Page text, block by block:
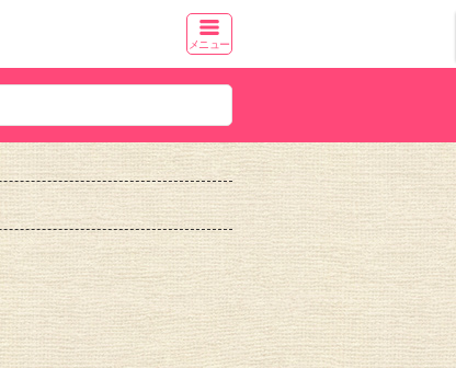
メニュー